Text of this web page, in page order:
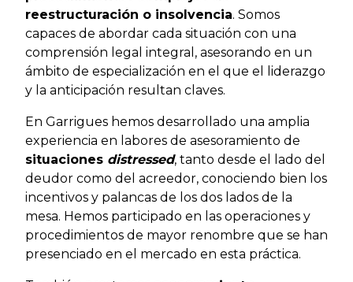
reestructuración o insolvencia. Somos
capaces de abordar cada situación con una
comprensión legal integral, asesorando en un
ámbito de especialización en el que el liderazgo
y la anticipación resultan claves.
En Garrigues hemos desarrollado una amplia
experiencia en labores de asesoramiento de
situaciones distressed, tanto desde el lado del
deudor como del acreedor, conociendo bien los
incentivos y palancas de los dos lados de la
mesa. Hemos participado en las operaciones y
procedimientos de mayor renombre que se han
presenciado en el mercado en esta práctica.